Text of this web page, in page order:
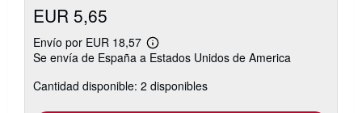
EUR 5,65
Envío por EUR 18,57
Más
información
las
tarifas
Se envía de España a Estados Unidos de America
Cantidad disponible: 2 disponibles